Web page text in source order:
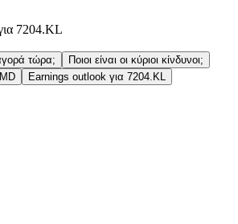
7204.KL
τώρα;
Ποιοι είναι οι κύριοι κίνδυνοι;
Earnings outlook για 7204.KL